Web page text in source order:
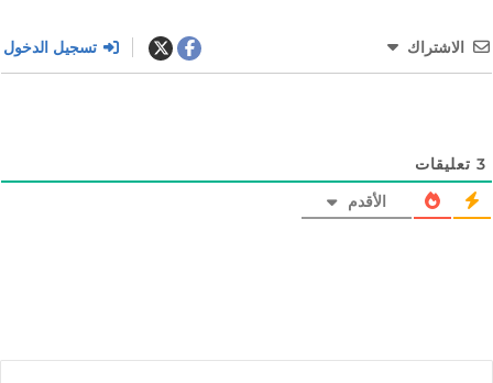
الاشتراك تسجيل الدخول
3 تعليقات
الأقدم